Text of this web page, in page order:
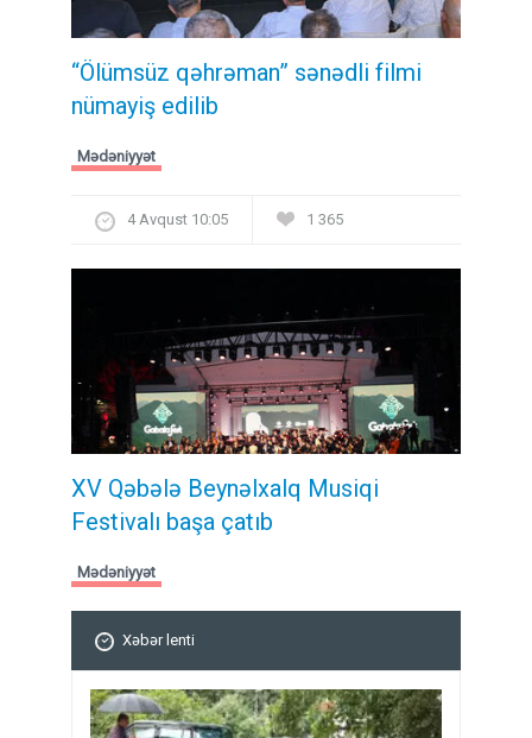
“Ölümsüz qəhrəman” sənədli filmi
nümayiş edilib
Mədəniyyət
4 Avqust 10:05 1 365
XV Qəbələ Beynəlxalq Musiqi
Festivalı başa çatıb
Mədəniyyət
Xəbər lenti